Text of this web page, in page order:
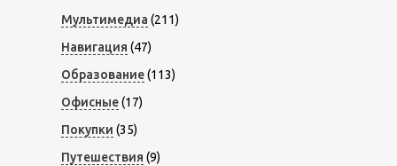
Мультимедиа (211)
Навигация (47)
Образование(113)
Офисные(17)
Покупки (35)
Путешествия (9)